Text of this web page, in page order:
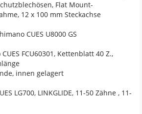
Flat Mount-
12 x 100 mm Steckachse
CUES U8000 GS
FCU60301, Kettenblatt 40 Z.,
innen gelagert
LG700, LINKGLIDE, 11-50 Zähne , 11-